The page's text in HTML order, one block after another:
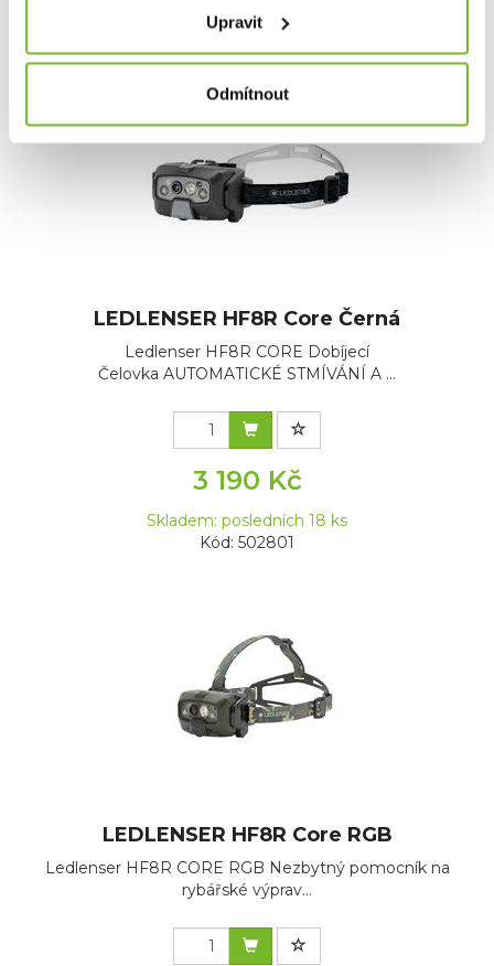
Upravit
Odmítnout
Kód: 502798
LEDLENSER HF8R Core Černá
Ledlenser HF8R CORE Dobíjecí
Čelovka AUTOMATICKÉ STMÍVÁNÍ A ...
3 190 Kč
Skladem: posledních 18 ks
Kód: 502801
LEDLENSER HF8R Core RGB
Ledlenser HF8R CORE RGB Nezbytný pomocník na
rybářské výprav...